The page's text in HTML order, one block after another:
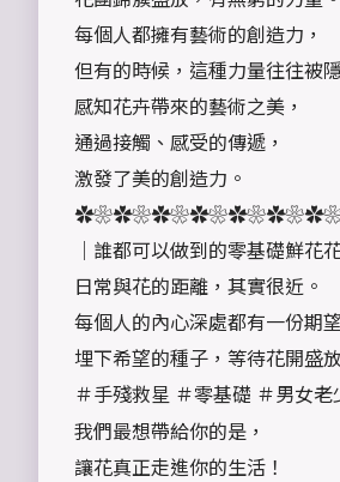
每個人都擁有藝術的創造力，
但有的時候，這種力量往往被
感知花卉帶來的藝術之美，
通過接觸、感受的傳遞，
激發了美的創造力。
｜誰都可以做到的零基礎鮮花
日常與花的距離，其實很近。
每個人的內心深處都有一份期望
埋下希望的種子，等待花開盛
＃手殘救星 ＃零基礎 ＃男女老
我們最想帶給你的是，
讓花真正走進你的生活！